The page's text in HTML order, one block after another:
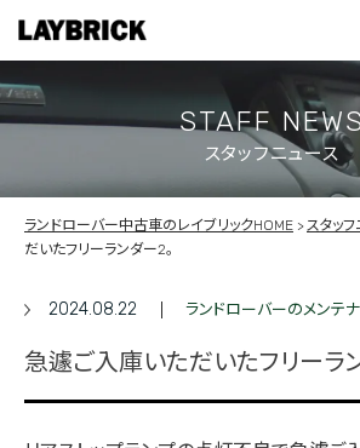
PARTS
CONTACT
PRIVACY POLICY
STAFF NEWS
スタッフニュース
ランドローバー中古車のレイブリックHOME スタッフ
だいたフリーランダー2。
2024.08.22 ランドローバーのメンテ
急遽ご入庫いただいたフリーラ